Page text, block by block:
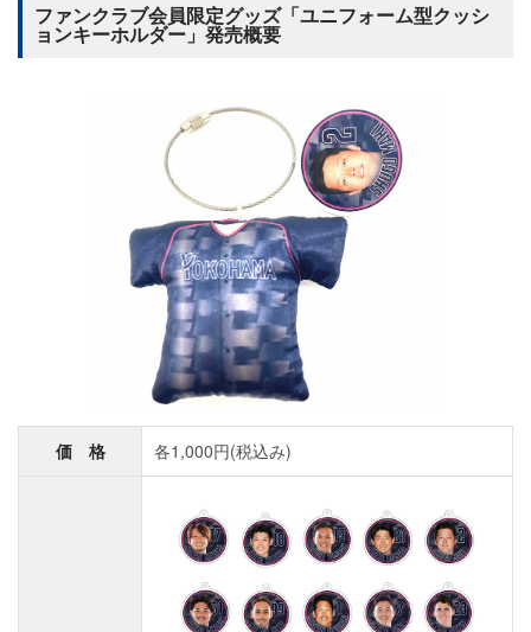
ファンクラブ会員限定グッズ「ユニフォーム型クッシ
ョンキーホルダー」発売概要
価 格 各1,000円(税込み)